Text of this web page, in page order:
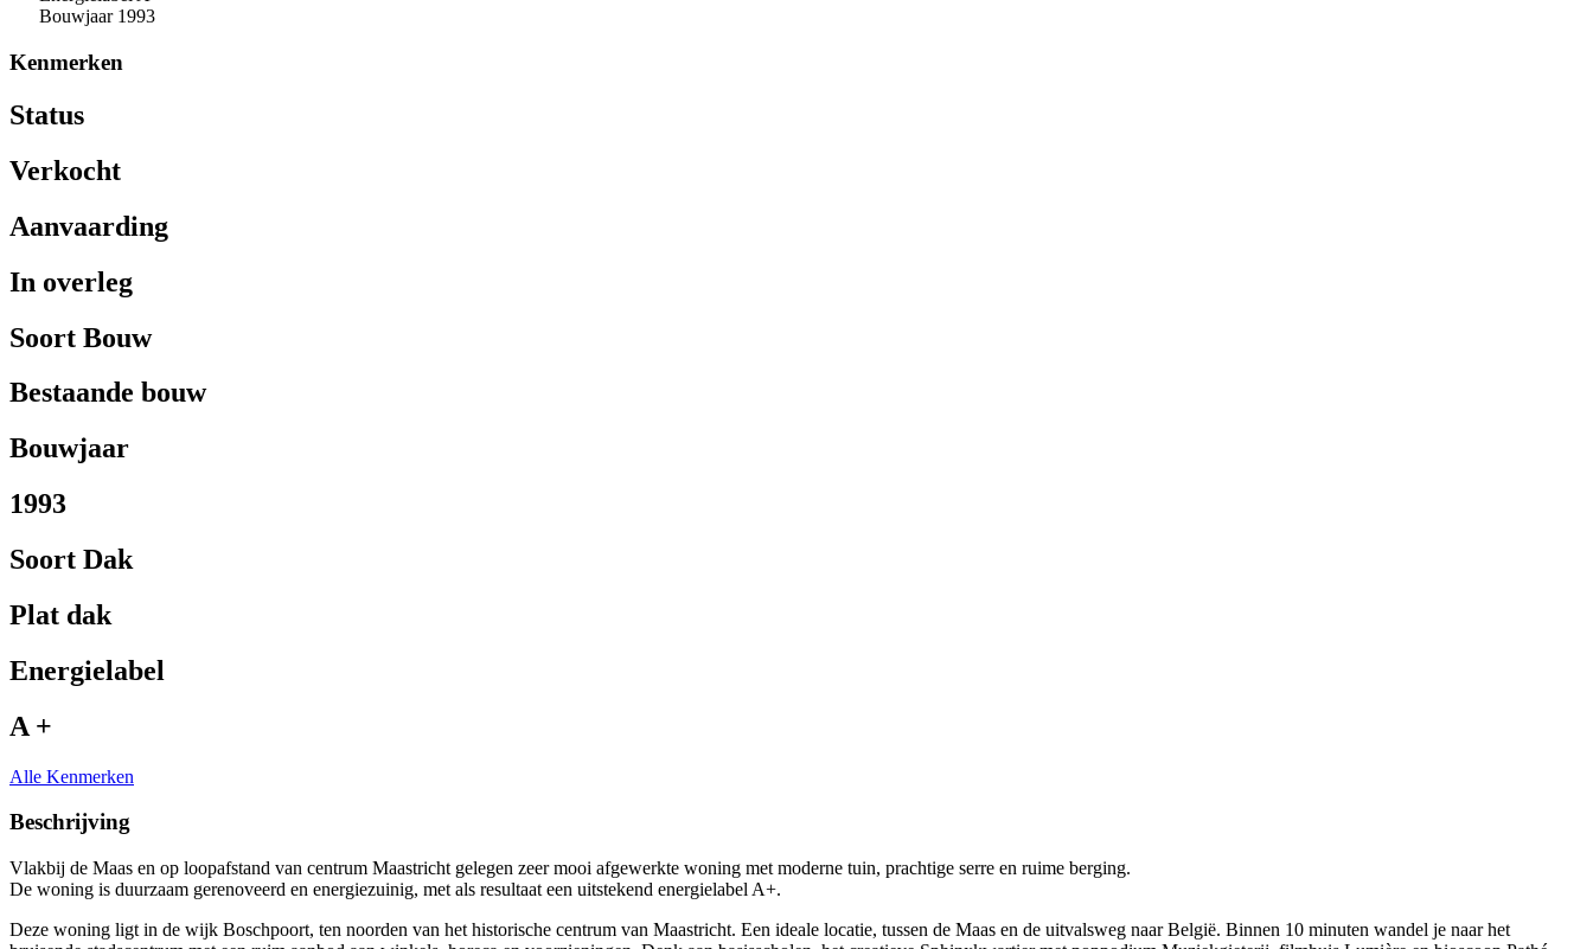
Bouwjaar 1993
Kenmerken
Status
Verkocht
Aanvaarding
In overleg
Soort Bouw
Bestaande bouw
Bouwjaar
1993
Soort Dak
Plat dak
Energielabel
A +
Alle Kenmerken
Beschrijving
Vlakbij de Maas en op loopafstand van centrum Maastricht gelegen zeer mooi afgewerkte woning met moderne tuin, prachtige serre en ruime berging.
De woning is duurzaam gerenoveerd en energiezuinig, met als resultaat een uitstekend energielabel A+.
Deze woning ligt in de wijk Boschpoort, ten noorden van het historische centrum van Maastricht. Een ideale locatie, tussen de Maas en de uitvalsweg naar België. Binnen 10 minuten wandel je naar het